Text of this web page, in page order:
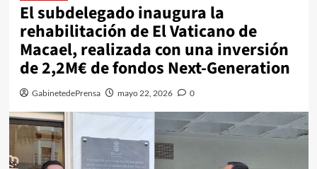
El subdelegado inaugura la
rehabilitación de El Vaticano de
Macael, realizada con una inversión
de 2,2M€ de fondos Next-Generation
GabinetedePrensa mayo 22, 2026 0